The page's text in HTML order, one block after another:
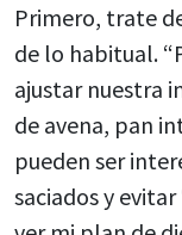
Primero, trate
de lo habitual.
ajustar nuestra
de avena, pan
pueden ser
saciados y evitar